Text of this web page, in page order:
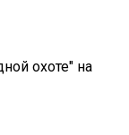
охоте" на